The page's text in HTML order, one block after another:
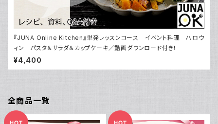
『JUNA Online Kitchen』単発レッスンコース イベント料理 ハロウ
ィン パスタ＆サラダ＆カップケーキ／動画ダウンロード付き！
¥4,400
全商品一覧